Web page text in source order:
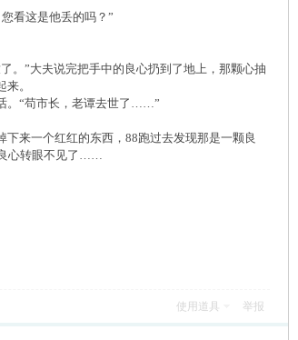
看这是他丢的吗？”
。”大夫说完把手中的良心扔到了地上，那颗心抽
。
。“苟市长，老谭去世了……”
来一个红红的东西，88跑过去发现那是一颗良
心转眼不见了……
使用道具 举报